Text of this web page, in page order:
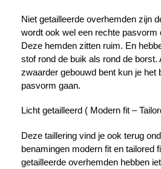
Niet getailleerde overhemden zijn
wordt ook wel een rechte pasvorm
Deze hemden zitten ruim. En
stof rond de buik als rond de
zwaarder gebouwd bent kun je het
pasvorm gaan.
Licht getailleerd ( Modern fit –
Deze taillering vind je ook terug
benamingen modern fit en tailored
getailleerde overhemden hebben